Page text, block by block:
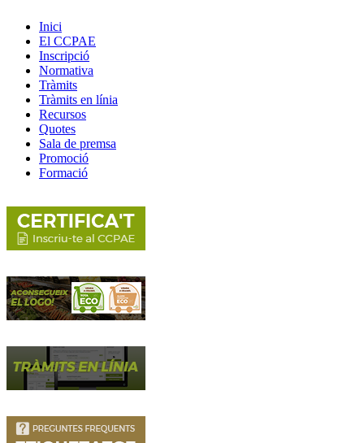
Inici
El CCPAE
Inscripció
Normativa
Tràmits
Tràmits en línia
Recursos
Quotes
Sala de premsa
Promoció
Formació